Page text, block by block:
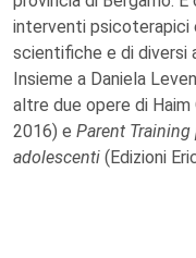
interventi psicoterapici
scientifiche e di diversi
Insieme a Daniela
altre due opere di Haim
2016) e Parent
adolescenti (Edizioni